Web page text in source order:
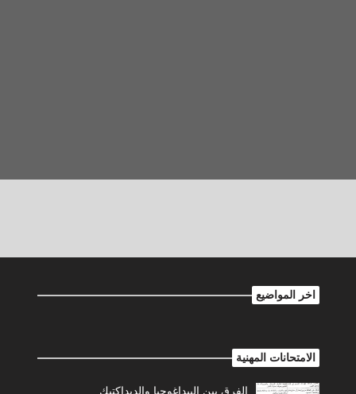
اخر المواضيع
الامتحانات المهنية
الفرق بين البيداغوجيا والديداكتيك